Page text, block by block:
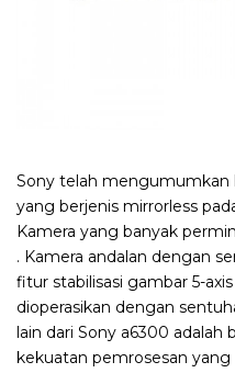
Sony telah mengumumkan
yang berjenis mirrorless
Kamera yang banyak
. Kamera andalan dengan
fitur stabilisasi gambar 5-
dioperasikan dengan
lain dari Sony a6300 adalah
kekuatan pemrosesan